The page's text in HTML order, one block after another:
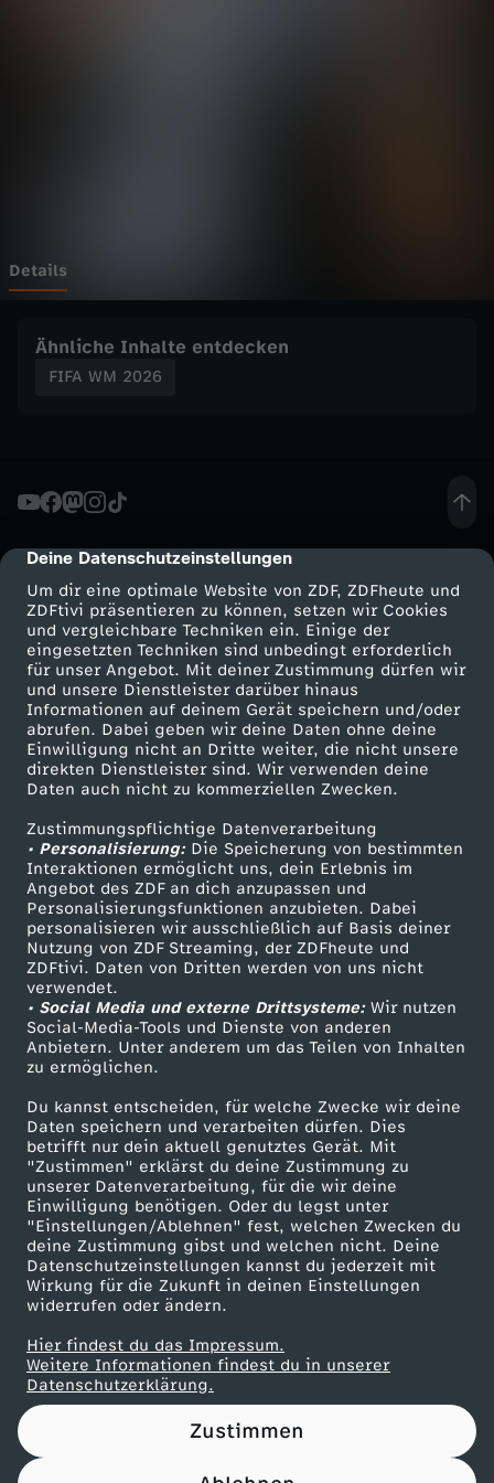
cmp-dialog-description
Deine Datenschutzeinstellungen
Um dir eine optimale Website von ZDF, ZDFheute und
ZDFtivi präsentieren zu können, setzen wir Cookies
und vergleichbare Techniken ein. Einige der
eingesetzten Techniken sind unbedingt erforderlich
für unser Angebot. Mit deiner Zustimmung dürfen wir
und unsere Dienstleister darüber hinaus
Informationen auf deinem Gerät speichern und/oder
abrufen. Dabei geben wir deine Daten ohne deine
Einwilligung nicht an Dritte weiter, die nicht unsere
direkten Dienstleister sind. Wir verwenden deine
Daten auch nicht zu kommerziellen Zwecken.
Zustimmungspflichtige Datenverarbeitung
• Personalisierung:Die Speicherung von bestimmten
Interaktionen ermöglicht uns, dein Erlebnis im
Angebot des ZDF an dich anzupassen und
Personalisierungsfunktionen anzubieten. Dabei
personalisieren wir ausschließlich auf Basis deiner
Nutzung von ZDF Streaming, der ZDFheute und
ZDFtivi. Daten von Dritten werden von uns nicht
verwendet.
• Social Media und externe Drittsysteme:Wir nutzen
Social-Media-Tools und Dienste von anderen
Anbietern. Unter anderem um das Teilen von Inhalten
zu ermöglichen.
Du kannst entscheiden, für welche Zwecke wir deine
Daten speichern und verarbeiten dürfen. Dies
betrifft nur dein aktuell genutztes Gerät. Mit
"Zustimmen" erklärst du deine Zustimmung zu
unserer Datenverarbeitung, für die wir deine
Einwilligung benötigen. Oder du legst unter
"Einstellungen/Ablehnen" fest, welchen Zwecken du
deine Zustimmung gibst und welchen nicht. Deine
Datenschutzeinstellungen kannst du jederzeit mit
Wirkung für die Zukunft in deinen Einstellungen
widerrufen oder ändern.
Hier findest du das Impressum.
Weitere Informationen findest du in unserer
Datenschutzerklärung.
Zustimmen
a
h
M
-
A
u
s
:
P
e
r
s
o
n
a
l
r
o
c
h
Details
Ähnliche Inhalte entdecken
FIFA WM 2026
Mehr ZDF
ZDF-Apps
Smart TV
ZDFtext
Livestreams
Sendungen A-Z
TV-Programm
Service
ZDFmitreden
Kontakt zum ZDF
Tickets
Zuschauerservice
Hilfe
ZDF Unternehmen
Karriere
ZDF goes Schule
Werbefernsehen
Mainzelmännchen
Partner